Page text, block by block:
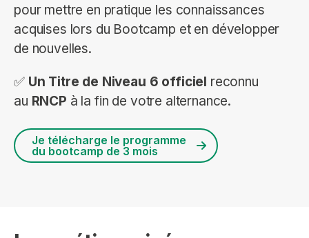
pour mettre en pratique les connaissances
acquises lors du Bootcamp et en développer
de nouvelles.
✅ Un Titre de Niveau 6 officiel reconnu
au RNCP à la fin de votre alternance.
Je télécharge le programme
du bootcamp de 3 mois